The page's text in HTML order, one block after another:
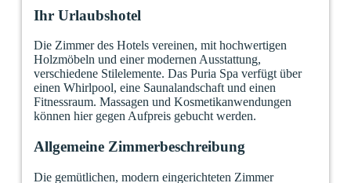
Ihr Urlaubshotel
Die Zimmer des Hotels vereinen, mit hochwertigen
Holzmöbeln und einer modernen Ausstattung,
verschiedene Stilelemente. Das Puria Spa verfügt über
einen Whirlpool, eine Saunalandschaft und einen
Fitnessraum. Massagen und Kosmetikanwendungen
können hier gegen Aufpreis gebucht werden.
Allgemeine Zimmerbeschreibung
Die gemütlichen, modern eingerichteten Zimmer